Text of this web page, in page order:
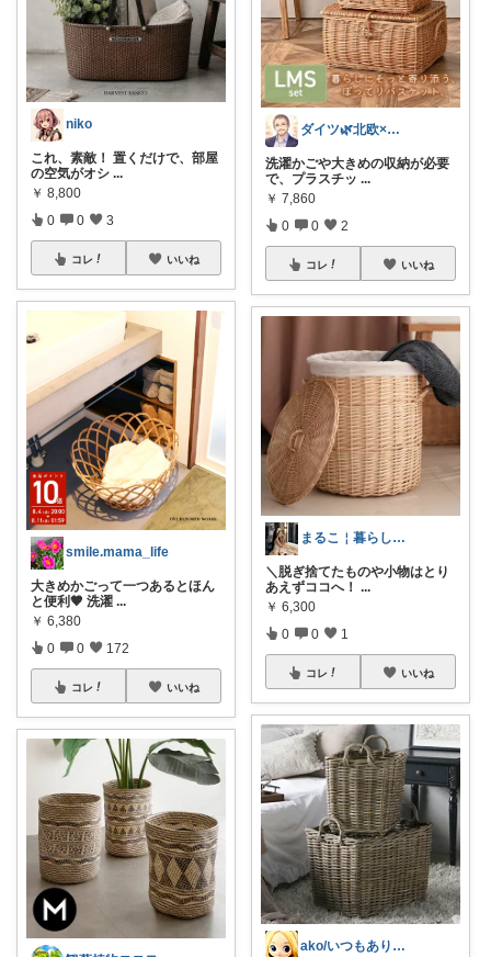
niko
これ、素敵！ 置くだけで、部屋
の空気がオシ ...
￥ 8,800
0 0 3
コレ いいね
smile.mama_life
大きめかごって一つあるとほん
と便利🤎 洗濯 ...
￥ 6,380
0 0 172
コレ いいね
ダイツ🌿北欧×日本｜無理のない道具選び
洗濯かごや大きめの収納が必要
で、プラスチッ ...
￥ 7,860
0 0 2
コレ いいね
まるこ￤暮らしとおうち美容🫧
＼脱ぎ捨てたものや小物はとり
あえずココへ！ ...
￥ 6,300
0 0 1
コレ いいね
ako/いつもありがとう🌈5日感謝